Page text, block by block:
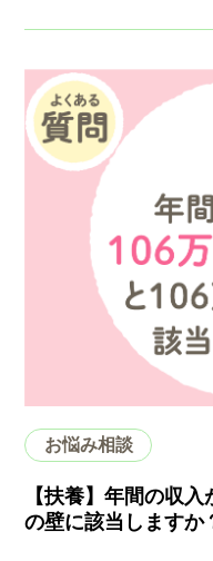
お悩み相談
【扶養】年間の収
の壁に該当しますか